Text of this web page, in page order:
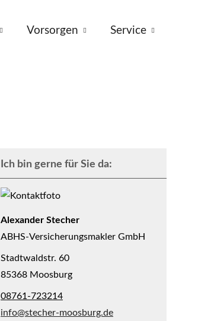
Vorsorgen Service
Ich bin gerne für Sie da:
Alexander Stecher
ABHS-Ver­sicherungs­makler GmbH
Stadtwaldstr. 60
85368 Moosburg
08761-723214
info@stecher-moosburg.de